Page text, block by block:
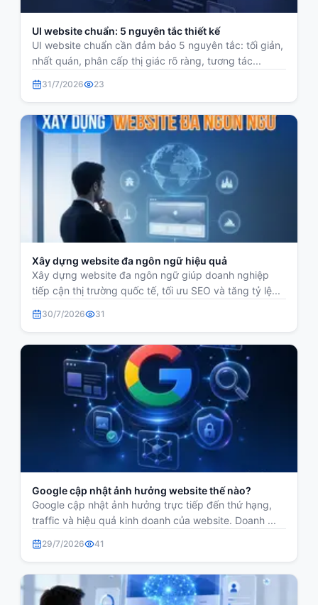
UI website chuẩn: 5 nguyên tắc thiết kế
UI website chuẩn cần đảm bảo 5 nguyên tắc: tối giản,
nhất quán, phân cấp thị giác rõ ràng, tương tác...
31/7/2026 23
Xây dựng website đa ngôn ngữ hiệu quả
Xây dựng website đa ngôn ngữ giúp doanh nghiệp
tiếp cận thị trường quốc tế, tối ưu SEO và tăng tỷ lệ...
30/7/2026 31
Google cập nhật ảnh hưởng website thế nào?
Google cập nhật ảnh hưởng trực tiếp đến thứ hạng,
traffic và hiệu quả kinh doanh của website. Doanh ...
29/7/2026 41